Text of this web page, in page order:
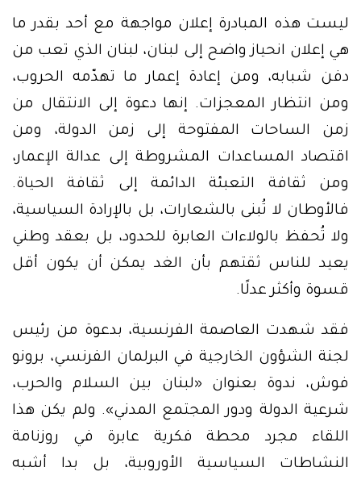
ليست هذه المبادرة إعلان مواجهة مع أحد بقدر ما
هي إعلان انحياز واضح إلى لبنان، لبنان الذي تعب من
دفن شبابه، ومن إعادة إعمار ما تهدّمه الحروب،
ومن انتظار المعجزات. إنها دعوة إلى الانتقال من
زمن الساحات المفتوحة إلى زمن الدولة، ومن
اقتصاد المساعدات المشروطة إلى عدالة الإعمار،
ومن ثقافة التعبئة الدائمة إلى ثقافة الحياة.
فالأوطان لا تُبنى بالشعارات، بل بالإرادة السياسية،
ولا تُحفظ بالولاءات العابرة للحدود، بل بعقد وطني
يعيد للناس ثقتهم بأن الغد يمكن أن يكون أقل
قسوة وأكثر عدلًا.
فقد شهدت العاصمة الفرنسية، بدعوة من رئيس
لجنة الشؤون الخارجية في البرلمان الفرنسي، برونو
فوش، ندوة بعنوان «لبنان بين السلام والحرب،
شرعية الدولة ودور المجتمع المدني». ولم يكن هذا
اللقاء مجرد محطة فكرية عابرة في روزنامة
النشاطات السياسية الأوروبية، بل بدا أشبه